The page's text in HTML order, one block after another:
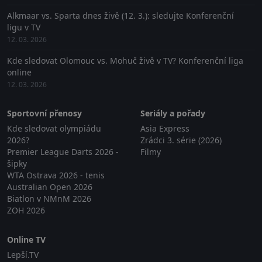
Alkmaar vs. Sparta dnes živě (12. 3.): sledujte Konferenční
ligu v TV
12. 03. 2026
Kde sledovat Olomouc vs. Mohuč živě v TV? Konferenční liga
online
12. 03. 2026
Sportovní přenosy
Kde sledovat olympiádu
2026?
Premier League Darts 2026 -
šipky
WTA Ostrava 2026 - tenis
Australian Open 2026
Biatlon v NMnM 2026
ZOH 2026
Seriály a pořady
Asia Express
Zrádci 3. série (2026)
Filmy
Online TV
Lepší.TV